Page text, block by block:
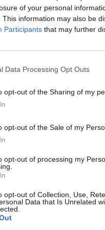
of your personal
This information may also be
Participants that may further
Data Processing Opt Outs
opt-out of the Sharing of my
opt-out of the Sale of my
opt-out of processing my
opt-out of Collection, Use,
Data that Is Unrelated
hatásaihoz.
gazdasági
(Chartered Institute of
12,9-re esett a múlt
portfolio.hu
tartalmazza:
cikkarchívum
elmúlt 2 év napon belüli
Előfizetés